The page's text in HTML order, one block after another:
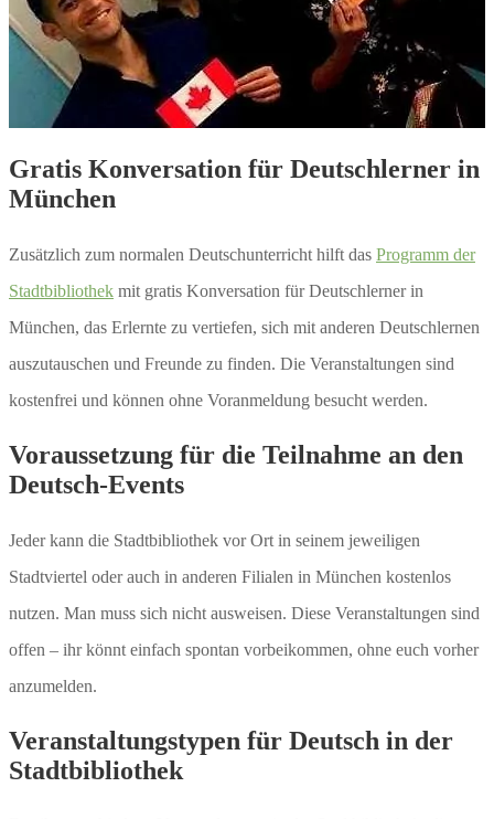
Gratis Konversation für Deutschlerner in
München
Zusätzlich zum normalen Deutschunterricht hilft das Programm der
Stadtbibliothek mit gratis Konversation für Deutschlerner in
München, das Erlernte zu vertiefen, sich mit anderen Deutschlernen
auszutauschen und Freunde zu finden. Die Veranstaltungen sind
kostenfrei und können ohne Voranmeldung besucht werden.
Voraussetzung für die Teilnahme an den
Deutsch-Events
Jeder kann die Stadtbibliothek vor Ort in seinem jeweiligen
Stadtviertel oder auch in anderen Filialen in München kostenlos
nutzen. Man muss sich nicht ausweisen. Diese Veranstaltungen sind
offen – ihr könnt einfach spontan vorbeikommen, ohne euch vorher
anzumelden.
Veranstaltungstypen für Deutsch in der
Stadtbibliothek